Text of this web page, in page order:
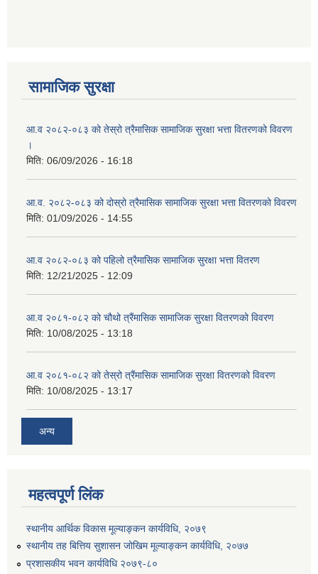
सामाजिक सुरक्षा
आ.व २०८२-०८३ को तेस्रो त्रैमासिक सामाजिक सुरक्षा भत्ता वितरणको विवरण
।
मिति: 06/09/2026 - 16:18
आ.व. २०८२-०८३ को दोस्रो त्रैमासिक सामाजिक सुरक्षा भत्ता वितरणको विवरण
मिति: 01/09/2026 - 14:55
आ.व २०८२-०८३ को पहिलो त्रैमासिक सामाजिक सुरक्षा भत्ता वितरण
मिति: 12/21/2025 - 12:09
आ.व २०८१-०८२ को चौथो त्रैंमासिक सामाजिक सुरक्षा वितरणको विवरण
मिति: 10/08/2025 - 13:18
आ.व २०८१-०८२ को तेस्रो त्रैंमासिक सामाजिक सुरक्षा वितरणको विवरण
मिति: 10/08/2025 - 13:17
अन्य
महत्वपूर्ण लिंक
स्थानीय आर्थिक विकास मूल्याङ्कन कार्यविधि, २०७९
स्थानीय तह बित्तिय सुशासन जोखिम मूल्याङ्कन कार्यविधि, २०७७
प्रशासकीय भवन कार्यविधि २०७९-८०